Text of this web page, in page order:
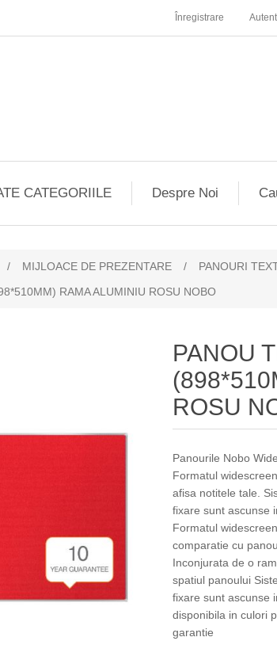
Înregistrare
CATEGORIILE Despre Noi
/ MIJLOACE DE PREZENTARE / PANOURI
RAMA ALUMINIU ROSU NOBO
PANOU
ROSU
Panourile Nobo
Formatul
afisa notitele tale.
fixare sunt ascunse
Formatul
comparatie cu
Inconjurata de o
spatiul panoului
fixare sunt ascunse
disponibila in culori
garantie